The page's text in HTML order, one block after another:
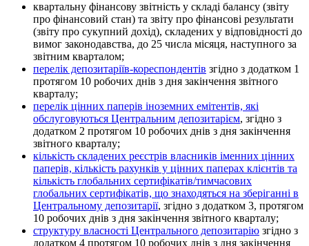
квартальну фінансову звітність у складі балансу (звіту
про фінансовий стан) та звіту про фінансові результати
(звіту про сукупний дохід), складених у відповідності до
вимог законодавства, до 25 числа місяця, наступного за
звітним кварталом;
перелік депозитаріїв-кореспондентів згідно з додатком 1
протягом 10 робочих днів з дня закінчення звітного
кварталу;
перелік цінних паперів іноземних емітентів, які
обслуговуються Центральним депозитарієм, згідно з
додатком 2 протягом 10 робочих днів з дня закінчення
звітного кварталу;
кількість складених реєстрів власників іменних цінних
паперів, кількість рахунків у цінних паперах клієнтів та
кількість глобальних сертифікатів/тимчасових
глобальних сертифікатів, що знаходяться на зберіганні в
Центральному депозитарії, згідно з додатком 3, протягом
10 робочих днів з дня закінчення звітного кварталу;
структуру власності Центрального депозитарію згідно з
додатком 4 протягом 10 робочих днів з дня закінчення